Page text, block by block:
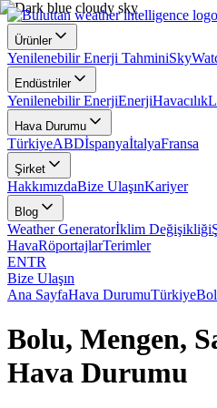
Ürünler
Yenilenebilir Enerji Tahmini
Endüstriler
Yenilenebilir EnerjiEnerjiHavacılık
Hava Durumu
TürkiyeABDİspanyaİtalyaFransa
Şirket
HakkımızdaBize UlaşınKariyer
Blog
Weather Generatorİklim Değişikliği
HavaRöportajlarTerimler
ENTR
Bize Ulaşın
Ana SayfaHava DurumuTürkiye
Bolu, Mengen,
Hava Durumu